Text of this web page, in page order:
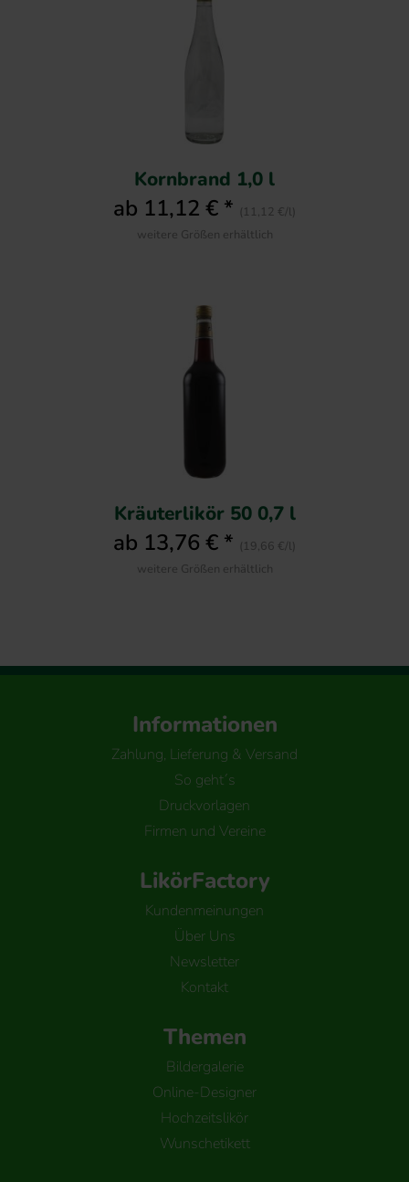
Kornbrand 1,0 l
ab 11,12 € * (11,12 €/l)
weitere Größen erhältlich
Kräuterlikör 50 0,7 l
ab 13,76 € * (19,66 €/l)
weitere Größen erhältlich
Informationen
Zahlung, Lieferung & Versand
So geht´s
Druckvorlagen
Firmen und Vereine
LikörFactory
Kundenmeinungen
Über Uns
Newsletter
Kontakt
Themen
Bildergalerie
Online-Designer
Hochzeitslikör
Wunschetikett